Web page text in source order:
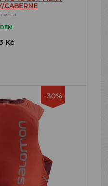
CABERNE
vesta
Kč
-30%